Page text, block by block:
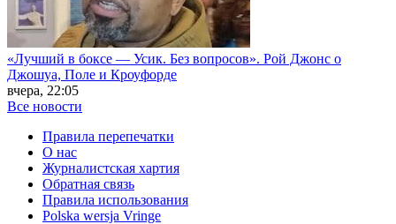
«Лучший в боксе — Усик. Без вопросов». Рой Джонс о
Джошуа, Поле и Кроуфорде
вчера, 22:05
Все новости
Правила перепечатки
О нас
Журналистская хартия
Обратная связь
Правила использования
Polska wersja Vringe